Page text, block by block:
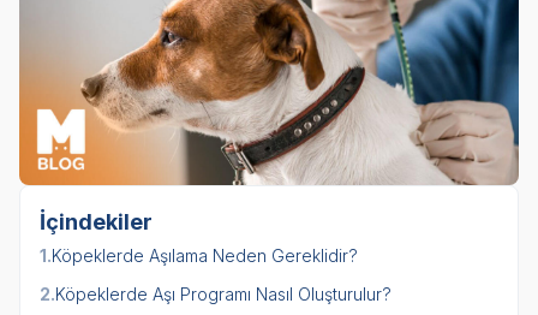
İçindekiler
1.Köpeklerde Aşılama Neden Gereklidir?
2.Köpeklerde Aşı Programı Nasıl Oluşturulur?